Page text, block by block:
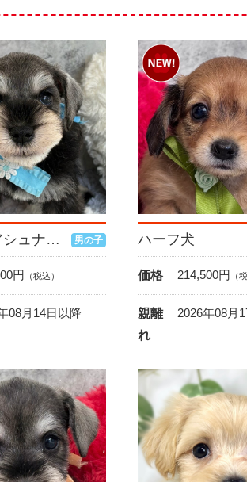
ミニチュアシュナウザー 男の子
円 （税込）
08月14日以降
ハーフ犬
価格 214,500円 （
親離
れ
2026年08月